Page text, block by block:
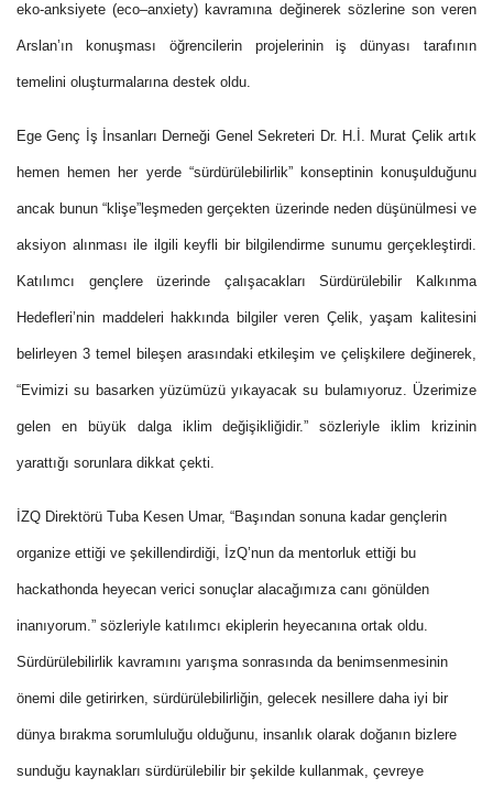
eko-anksiyete (eco–anxiety) kavramına değinerek sözlerine son veren
Arslan’ın konuşması öğrencilerin projelerinin iş dünyası tarafının
temelini oluşturmalarına destek oldu.
Ege Genç İş İnsanları Derneği Genel Sekreteri Dr. H.İ. Murat Çelik artık
hemen hemen her yerde “sürdürülebilirlik” konseptinin konuşulduğunu
ancak bunun “klişe”leşmeden gerçekten üzerinde neden düşünülmesi ve
aksiyon alınması ile ilgili keyfli bir bilgilendirme sunumu gerçekleştirdi.
Katılımcı gençlere üzerinde çalışacakları Sürdürülebilir Kalkınma
Hedefleri’nin maddeleri hakkında bilgiler veren Çelik, yaşam kalitesini
belirleyen 3 temel bileşen arasındaki etkileşim ve çelişkilere değinerek,
“Evimizi su basarken yüzümüzü yıkayacak su bulamıyoruz. Üzerimize
gelen en büyük dalga iklim değişikliğidir.” sözleriyle iklim krizinin
yarattığı sorunlara dikkat çekti.
İZQ Direktörü Tuba Kesen Umar, “Başından sonuna kadar gençlerin
organize ettiği ve şekillendirdiği, İzQ’nun da mentorluk ettiği bu
hackathonda heyecan verici sonuçlar alacağımıza canı gönülden
inanıyorum.” sözleriyle katılımcı ekiplerin heyecanına ortak oldu.
Sürdürülebilirlik kavramını yarışma sonrasında da benimsenmesinin
önemi dile getirirken, sürdürülebilirliğin, gelecek nesillere daha iyi bir
dünya bırakma sorumluluğu olduğunu, insanlık olarak doğanın bizlere
sunduğu kaynakları sürdürülebilir bir şekilde kullanmak, çevreye